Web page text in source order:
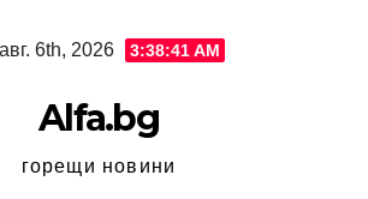
авг. 6th, 2026 3:38:42 AM
Alfa.bg
горещи новини